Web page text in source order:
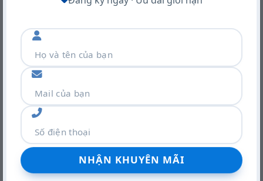
Khám phá VGA Leadtek RTX A400 4GB: Sức mạnh Ampere
trong thiết kế nhỏ gọn
22/06/2026